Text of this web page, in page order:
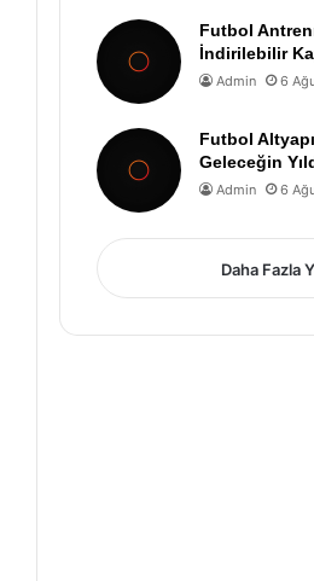
Futbol
İndirilebilir
Admin 6
Futbol
Geleceğin
Admin 6
Daha Fazla